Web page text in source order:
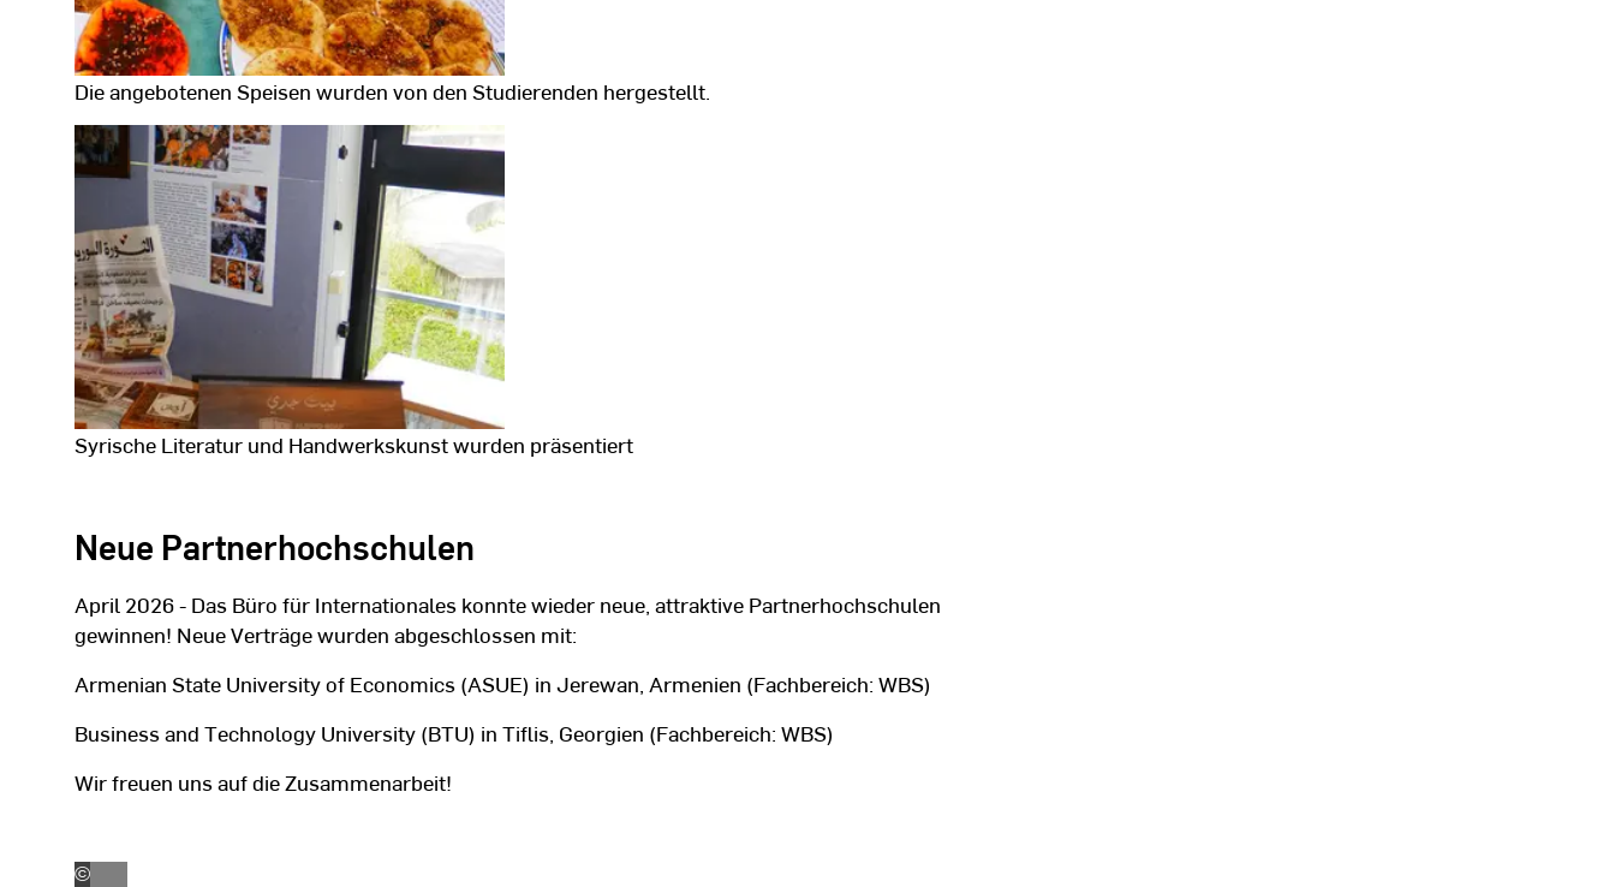
Die angebotenen Speisen wurden von den Studierenden hergestellt.
Fotodaten
anzeigen
Syrische Literatur und Handwerkskunst wurden präsentiert
Fotodaten
anzeigen
Neue Partnerhochschulen
April 2026 - Das Büro für Internationales konnte wieder neue, attraktive Partnerhochschulen
gewinnen! Neue Verträge wurden abgeschlossen mit:
Armenian State University of Economics (ASUE) in Jerewan, Armenien (Fachbereich: WBS)
Business and Technology University (BTU) in Tiflis, Georgien (Fachbereich: WBS)
Wir freuen uns auf die Zusammenarbeit!
©
Armenian